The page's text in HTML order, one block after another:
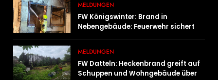
MELDUNGEN
FW Königswinter: Brand in
Nebengebäude: Feuerwehr sichert
MELDUNGEN
FW Datteln: Heckenbrand greift auf
Schuppen und Wohngebäude über